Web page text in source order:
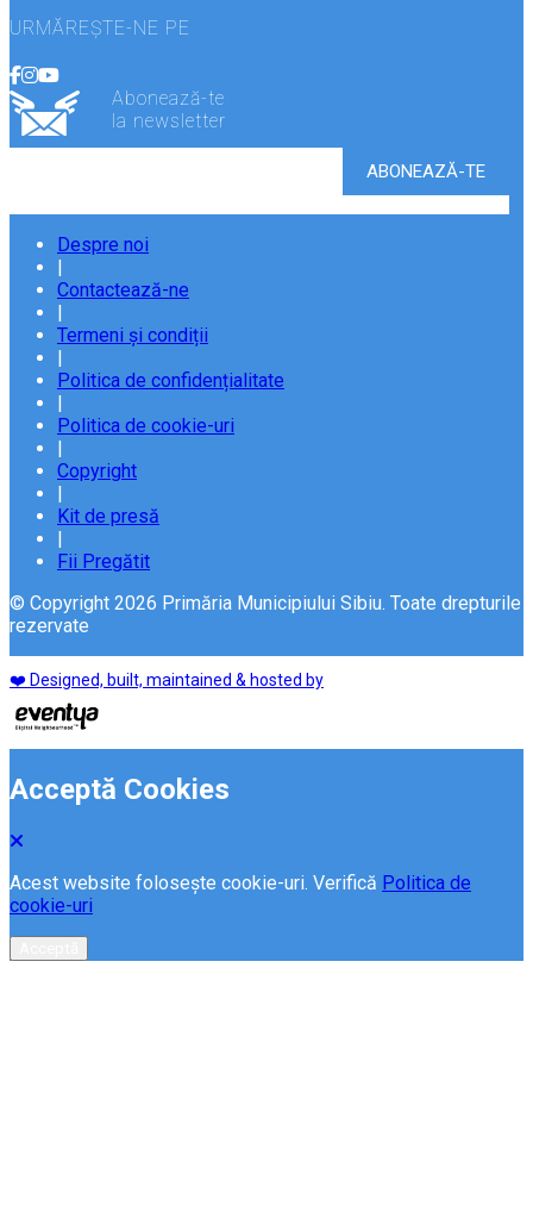
URMĂREȘTE-NE PE
Abonează-te
la newsletter
Despre noi
|
Contactează-ne
|
Termeni și condiții
|
Politica de confidențialitate
|
Politica de cookie-uri
|
Copyright
|
Kit de presă
|
Fii Pregătit
© Copyright 2026 Primăria Municipiului Sibiu. Toate drepturile
rezervate
❤️ Designed, built, maintained & hosted by
Acceptă Cookies
Acest website folosește cookie-uri. Verifică Politica de
cookie-uri